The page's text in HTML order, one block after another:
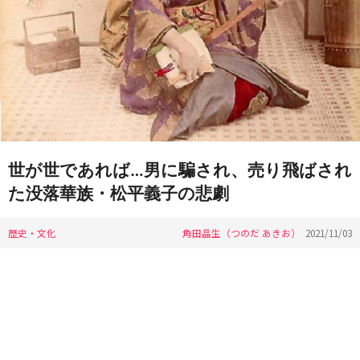
世が世であれば…男に騙され、売り飛ばされ
た没落華族・松平義子の悲劇
歴史・文化 角田晶生（つのだ あきお） 2021/11/03